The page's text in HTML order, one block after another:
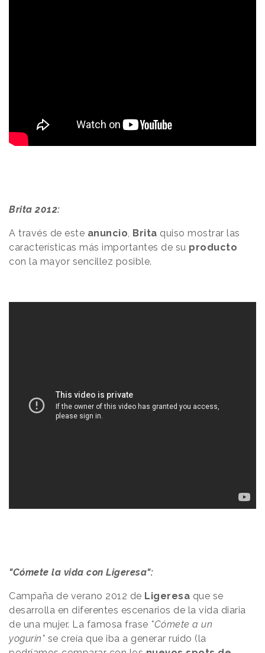
Brita 2012:
A través de este anuncio, Brita quiso mostrar las
características más importantes de su producto
con la mayor sencillez posible.
"Cómete la vida con Ligeresa":
Campaña de verano 2012 de Ligeresa que se
desarrolla en diferentes escenarios de la vida diaria
de una mujer. La famosa frase "Cómete a un
yogurín" se creía que iba a generar ruido (la